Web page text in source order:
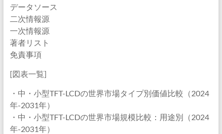
データソース
二次情報源
一次情報源
著者リスト
免責事項
[図表一覧]
・中・小型TFT-LCDの世界市場タイプ別価値比較（2024
年-2031年）
・中・小型TFT-LCDの世界市場規模比較：用途別（2024
年-2031年）